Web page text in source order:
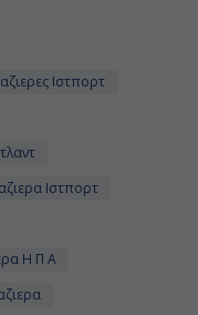
Ιστπορτ
Ιστπορτ
Η Π Α